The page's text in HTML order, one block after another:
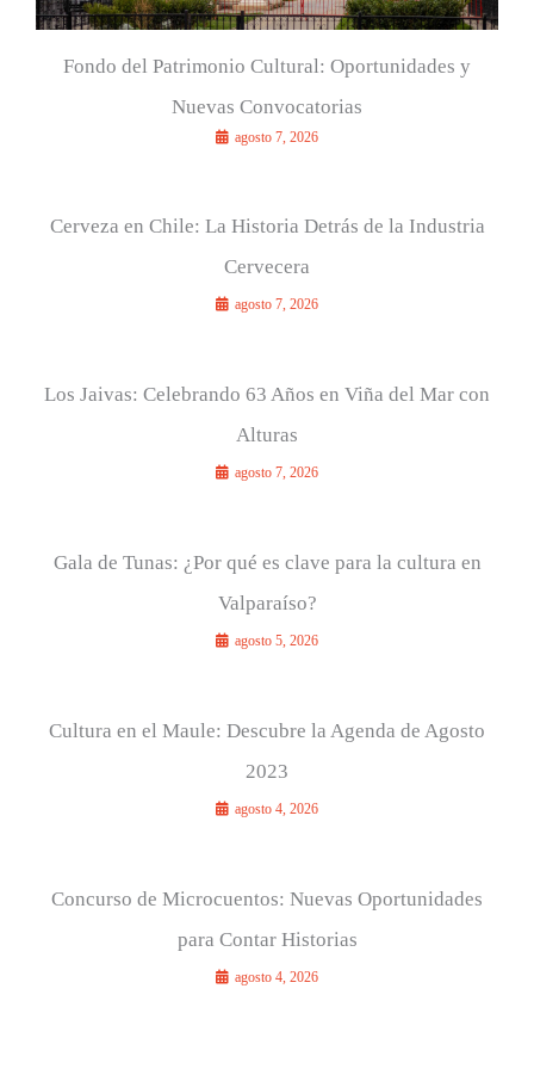
Fondo del Patrimonio Cultural: Oportunidades y
Nuevas Convocatorias
agosto 7, 2026
Cerveza en Chile: La Historia Detrás de la Industria
Cervecera
agosto 7, 2026
Los Jaivas: Celebrando 63 Años en Viña del Mar con
Alturas
agosto 7, 2026
Gala de Tunas: ¿Por qué es clave para la cultura en
Valparaíso?
agosto 5, 2026
Cultura en el Maule: Descubre la Agenda de Agosto
2023
agosto 4, 2026
Concurso de Microcuentos: Nuevas Oportunidades
para Contar Historias
agosto 4, 2026